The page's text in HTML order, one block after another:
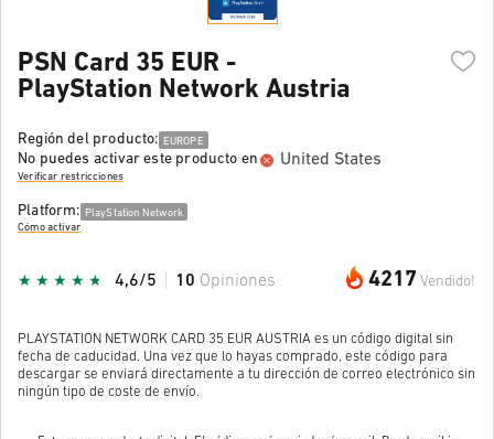
PSN Card 35 EUR -
PlayStation Network Austria
Región del producto: EUROPE
No puedes activar este producto en United States
Verificar restricciones
Platform: PlayStation Network
Cómo activar
4217 Vendido!
4,6/5 10 Opiniones
PLAYSTATION NETWORK CARD 35 EUR AUSTRIA es un código digital sin
fecha de caducidad. Una vez que lo hayas comprado, este código para
descargar se enviará directamente a tu dirección de correo electrónico sin
ningún tipo de coste de envío.